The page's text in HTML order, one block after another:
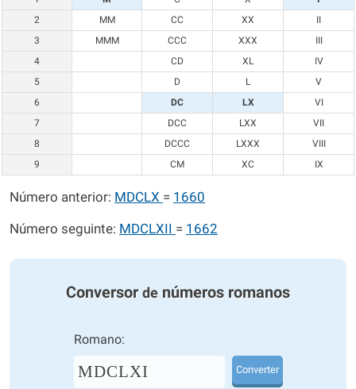
2
MM CC XX
II
3
MMM CCC XXX
III
4
CD XL
IV
5
D L
V
6
DC LX
VI
7
DCC LXX
VII
8
DCCC LXXX
VIII
9
CM XC IX
Número anterior: MDCLX = 1660
Número seguinte: MDCLXII = 1662
Conversor de números romanos
Romano:
MDCLXI Converter